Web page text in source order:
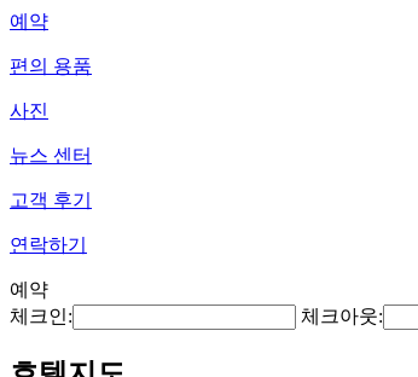
예약
편의 용품
사진
뉴스 센터
고객 후기
연락하기
예약
체크인:
체크아웃: